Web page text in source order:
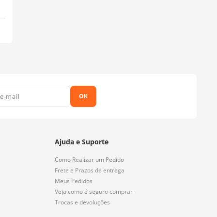
OK
Ajuda e Suporte
Como Realizar um Pedido
Frete e Prazos de entrega
Meus Pedidos
Veja como é seguro comprar
Trocas e devoluções